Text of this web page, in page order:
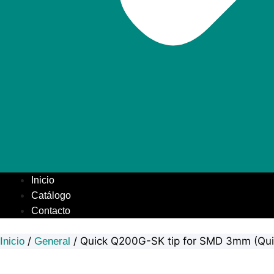
Inicio
Catálogo
Contacto
Inicio / General / Quick Q200G-SK tip for SMD 3mm